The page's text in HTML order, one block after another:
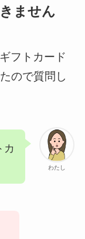
ません
フトカード
ので質問し
わたし
カ